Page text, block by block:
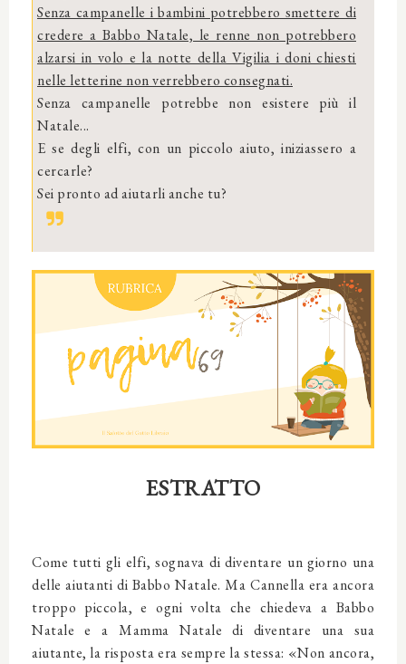
Senza campanelle i bambini potrebbero smettere di
credere a Babbo Natale, le renne non potrebbero
alzarsi in volo e la notte della Vigilia i doni chiesti
nelle letterine non verrebbero consegnati.
Senza campanelle potrebbe non esistere più il
Natale...
E se degli elfi, con un piccolo aiuto, iniziassero a
cercarle?
Sei pronto ad aiutarli anche tu?
ESTRATTO
Come tutti gli elfi, sognava di diventare un giorno una
delle aiutanti di Babbo Natale. Ma Cannella era ancora
troppo piccola, e ogni volta che chiedeva a Babbo
Natale e a Mamma Natale di diventare una sua
aiutante, la risposta era sempre la stessa: «Non ancora,